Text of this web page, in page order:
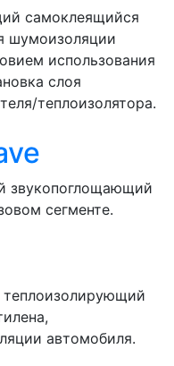
самоклеящийся
шумоизоляции
использования
слоя
теплоизолятора.
звукопоглощающий
сегменте.
автомобиля.